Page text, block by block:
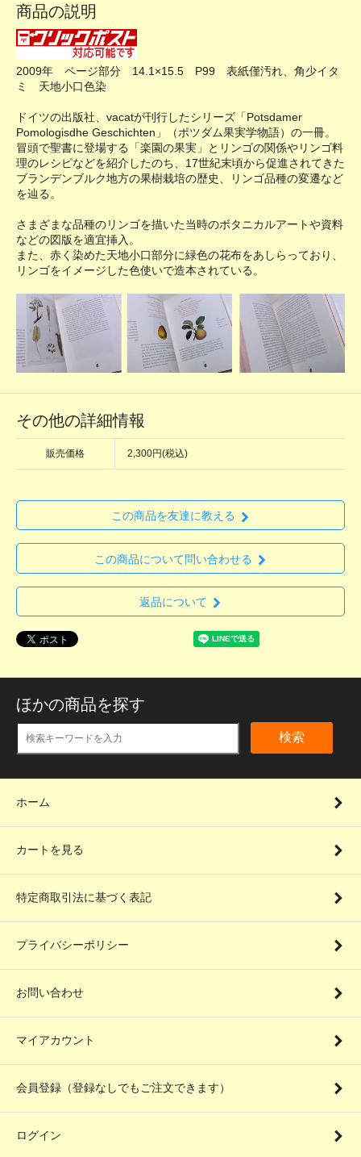
商品の説明
2009年 ページ部分 14.1×15.5 P99 表紙僅汚れ、角少イタ
ミ 天地小口色染
ドイツの出版社、vacatが刊行したシリーズ「Potsdamer
Pomologisdhe Geschichten」（ポツダム果実学物語）の一冊。
冒頭で聖書に登場する「楽園の果実」とリンゴの関係やリンゴ料
理のレシピなどを紹介したのち、17世紀末頃から促進されてきた
ブランデンブルク地方の果樹栽培の歴史、リンゴ品種の変遷など
を辿る。
さまざまな品種のリンゴを描いた当時のボタニカルアートや資料
などの図版を適宜挿入。
また、赤く染めた天地小口部分に緑色の花布をあしらっており、
リンゴをイメージした色使いで造本されている。
その他の詳細情報
販売価格 2,300円(税込)
この商品を友達に教える
この商品について問い合わせる
返品について
ほかの商品を探す
検索
ホーム
カートを見る
特定商取引法に基づく表記
プライバシーポリシー
お問い合わせ
マイアカウント
会員登録（登録なしでもご注文できます）
ログイン